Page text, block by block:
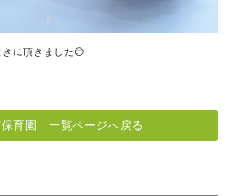
に頂きました😊
育園 一覧ページへ戻る